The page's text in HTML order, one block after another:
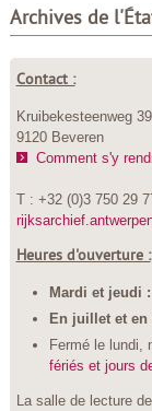
Archives de
Contact :
Kruibekesteenweg
9120 Beveren
Comment s'y
T : +32 (0)3 750 29
Heures d'ouverture :
Mardi et jeudi :
En juillet et en
Fermé le lundi,
fériés et jours
La salle de lecture